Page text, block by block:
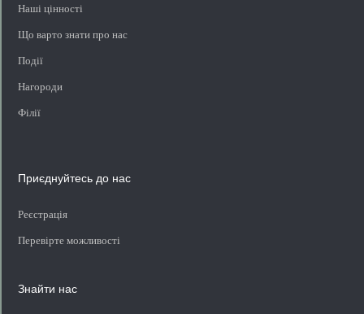
Наші цінності
Що варто знати про нас
Події
Нагороди
Філії
Приєднуйтесь до нас
Реєстрація
Перевірте можливості
Знайти нас